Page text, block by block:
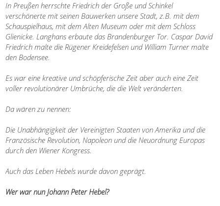
In Preußen herrschte Friedrich der Große und Schinkel
verschönerte mit seinen Bauwerken unsere Stadt, z.B. mit dem
Schauspielhaus, mit dem Alten Museum oder mit dem Schloss
Glienicke. Langhans erbaute das Brandenburger Tor. Caspar David
Friedrich malte die Rügener Kreidefelsen und William Turner malte
den Bodensee.
Es war eine kreative und schöpferische Zeit aber auch eine Zeit
voller revolutionärer Umbrüche, die die Welt veränderten.
Da wären zu nennen:
Die Unabhängigkeit der Vereinigten Staaten von Amerika und die
Französische Revolution, Napoleon und die Neuordnung Europas
durch den Wiener Kongress.
Auch das Leben Hebels wurde davon geprägt.
Wer war nun Johann Peter Hebel?